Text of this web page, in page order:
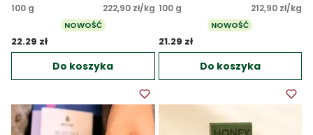
100 g
222,90 zł/kg
NOWOŚĆ
22.29 zł
Do koszyka
100 g
212,90 zł/kg
NOWOŚĆ
21.29 zł
Do koszyka